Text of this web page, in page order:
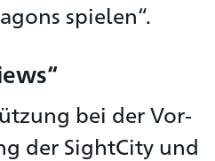
spielen“.
bei der Vor-
der SightCity und